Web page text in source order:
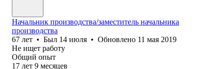
Начальник производства/заместитель начальника
производства
67 лет • Был 14 июля • Обновлено 11 мая 2019
Не ищет работу
Общий опыт
17 лет 9 месяцев